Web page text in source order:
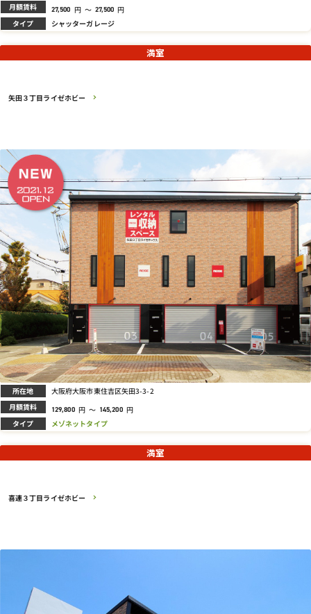
月額賃料 27,500 円 ～ 27,500 円
タイプ シャッターガレージ
矢田３丁目ライゼホビー
満室
所在地 大阪府大阪市東住吉区矢田3-3-2
月額賃料 129,800 円 ～ 145,200 円
タイプ メゾネットタイプ
喜連３丁目ライゼホビー
満室